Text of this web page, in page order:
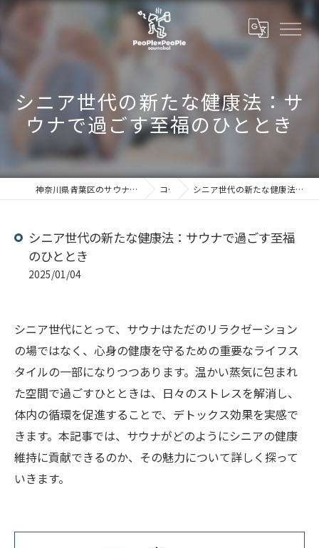
シニア世代の新たな健康法：サ
ウナで過ごす至福のひととき
神奈川県青葉区のサウナならSaunabal People×People コラム シニア世代の新たな健康法：サウナで過ごす至福のひととき
シニア世代の新たな健康法：サウナで過ごす至福
のひととき
2025/01/04
シニア世代にとって、サウナはただのリラクゼーション
の場ではなく、心身の健康を守るための重要なライフス
タイルの一部になりつつあります。温かい蒸気に包まれ
た空間で過ごすひとときは、日々のストレスを解消し、
体内の循環を促進することで、デトックス効果を実感で
きます。本記事では、サウナがどのようにシニアの健康
維持に貢献できるのか、その魅力について詳しく探って
いきます。